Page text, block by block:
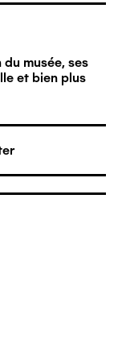
musée, ses
et bien plus